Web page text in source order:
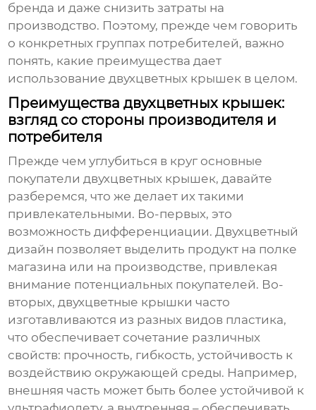
бренда и даже снизить затраты на
производство. Поэтому, прежде чем говорить
о конкретных группах потребителей, важно
понять, какие преимущества дает
использование двухцветных крышек в целом.
Преимущества двухцветных крышек:
взгляд со стороны производителя и
потребителя
Прежде чем углубиться в круг основные
покупатели двухцветных крышек, давайте
разберемся, что же делает их такими
привлекательными. Во-первых, это
возможность дифференциации. Двухцветный
дизайн позволяет выделить продукт на полке
магазина или на производстве, привлекая
внимание потенциальных покупателей. Во-
вторых, двухцветные крышки часто
изготавливаются из разных видов пластика,
что обеспечивает сочетание различных
свойств: прочность, гибкость, устойчивость к
воздействию окружающей среды. Например,
внешняя часть может быть более устойчивой к